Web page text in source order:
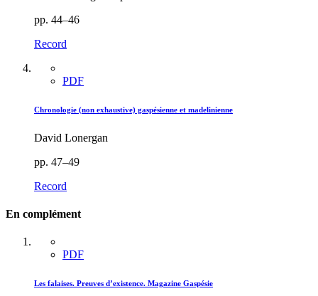
pp. 44–46
Record
PDF
Chronologie (non exhaustive) gaspésienne et madelinienne
David Lonergan
pp. 47–49
Record
En complément
PDF
Les falaises. Preuves d’existence. Magazine Gaspésie